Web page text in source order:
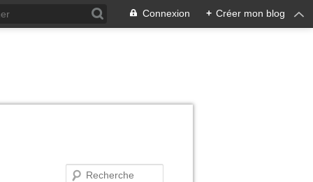
Connexion + Créer mon blog